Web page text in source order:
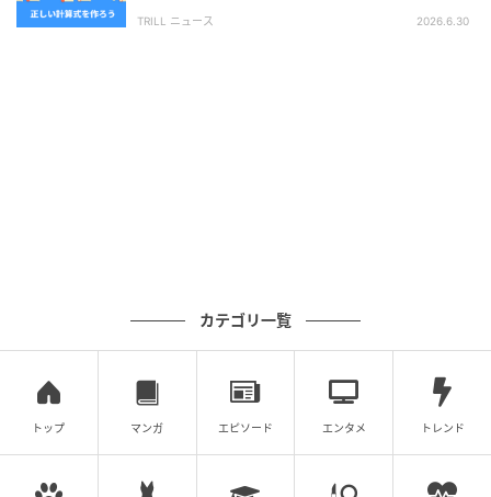
TRILL ニュース 2026.6.30
カテゴリ一覧
トップ マンガ エピソード エンタメ トレンド